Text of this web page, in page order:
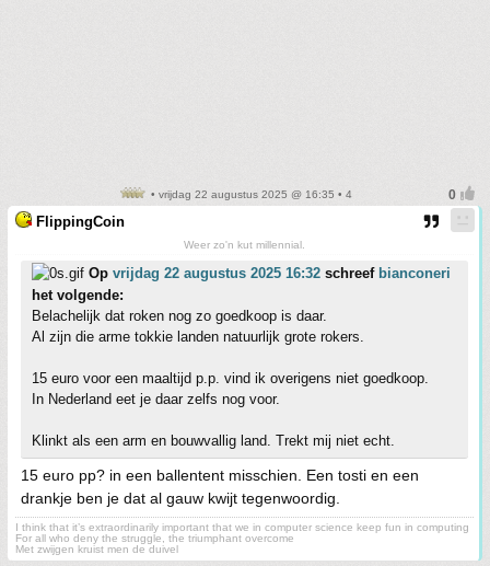
• vrijdag 22 augustus 2025 @ 16:35 • 4
FlippingCoin
Weer zo'n kut millennial.
Op vrijdag 22 augustus 2025 16:32 schreef bianconeri
het volgende:
Belachelijk dat roken nog zo goedkoop is daar.
Al zijn die arme tokkie landen natuurlijk grote rokers.
15 euro voor een maaltijd p.p. vind ik overigens niet goedkoop.
In Nederland eet je daar zelfs nog voor.
Klinkt als een arm en bouwvallig land. Trekt mij niet echt.
15 euro pp? in een ballentent misschien. Een tosti en een
drankje ben je dat al gauw kwijt tegenwoordig.
I think that it’s extraordinarily important that we in computer science keep fun in computing
For all who deny the struggle, the triumphant overcome
Met zwijgen kruist men de duivel